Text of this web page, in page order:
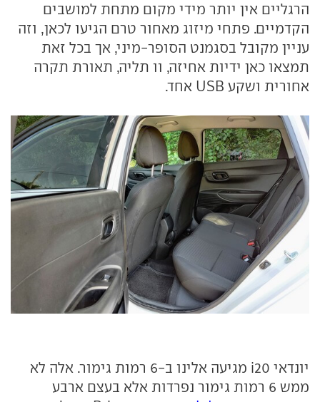
הרגליים אין יותר מידי מקום מתחת למושבים
הקדמיים. פתחי מיזוג מאחור טרם הגיעו לכאן, וזה
עניין מקובל בסגמנט הסופר-מיני, אך בכל זאת
תמצאו כאן ידיות אחיזה, וו תליה, תאורת תקרה
אחורית ושקע USB אחד.
יונדאי i20 מגיעה אלינו ב-6 רמות גימור. אלה לא
ממש 6 רמות גימור נפרדות אלא בעצם ארבע